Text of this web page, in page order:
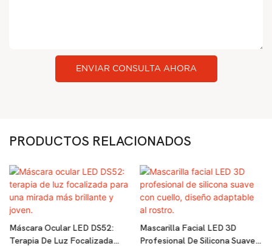
ENVIAR CONSULTA AHORA
PRODUCTOS RELACIONADOS
Máscara Ocular LED DS52:
Terapia De Luz Focalizada
Mascarilla Facial LED 3D
Profesional De Silicona Suave